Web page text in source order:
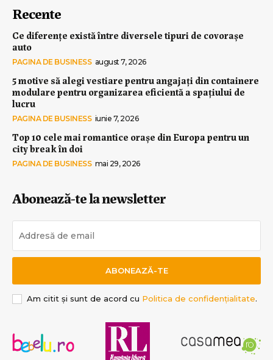
Recente
Ce diferențe există între diversele tipuri de covorașe
auto
PAGINA DE BUSINESS august 7, 2026
5 motive să alegi vestiare pentru angajați din containere
modulare pentru organizarea eficientă a spațiului de
lucru
PAGINA DE BUSINESS iunie 7, 2026
Top 10 cele mai romantice orașe din Europa pentru un
city break în doi
PAGINA DE BUSINESS mai 29, 2026
Abonează-te la newsletter
ABONEAZĂ-TE
Am citit și sunt de acord cu Politica de confidențialitate.